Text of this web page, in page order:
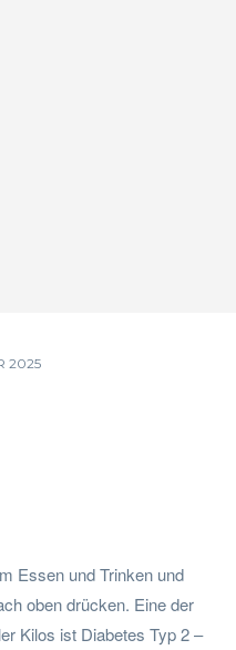
2025
Essen und Trinken und
oben drücken. Eine der
Kilos ist Diabetes Typ 2 –